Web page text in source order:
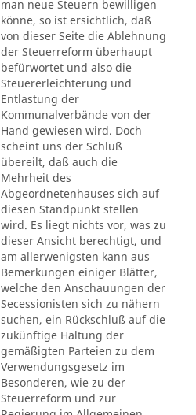
man neue Steuern bewilligen
könne, so ist ersichtlich, daß
von dieser Seite die Ablehnung
der Steuerreform überhaupt
befürwortet und also die
Steuererleichterung und
Entlastung der
Kommunalverbände von der
Hand gewiesen wird. Doch
scheint uns der Schluß
übereilt, daß auch die
Mehrheit des
Abgeordnetenhauses sich auf
diesen Standpunkt stellen
wird. Es liegt nichts vor, was zu
dieser Ansicht berechtigt, und
am allerwenigsten kann aus
Bemerkungen einiger Blätter,
welche den Anschauungen der
Secessionisten sich zu nähern
suchen, ein Rückschluß auf die
zukünftige Haltung der
gemäßigten Parteien zu dem
Verwendungsgesetz im
Besonderen, wie zu der
Steuerreform und zur